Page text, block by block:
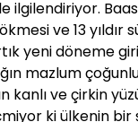
ilgilendiriyor. Baas
ve 13 yıldır
yeni döneme
mazlum
kanlı ve çirkin
ki ülkenin